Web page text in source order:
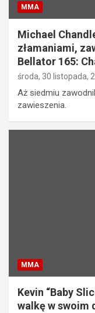
MMA
Michael
złamaniami,
Bellator 165:
środa, 30 listopada,
Aż siedmiu
zawieszenia.
MMA
Kevin “Baby
walkę w swoim